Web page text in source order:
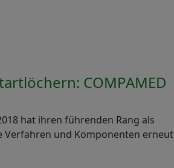
COMPAMED
hat ihren führenden Rang als
und Komponenten erneut